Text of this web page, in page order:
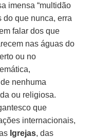
imensa “multidão
do que nunca, erra
falar dos que
nas águas do
ou no
nenhuma
ou religiosa.
que
internacionais,
Igrejas, das